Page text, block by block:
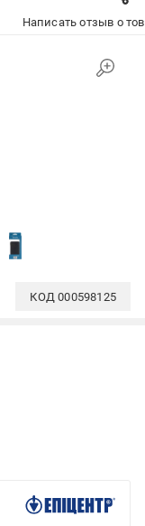
Написать отзыв о
КОД000598125